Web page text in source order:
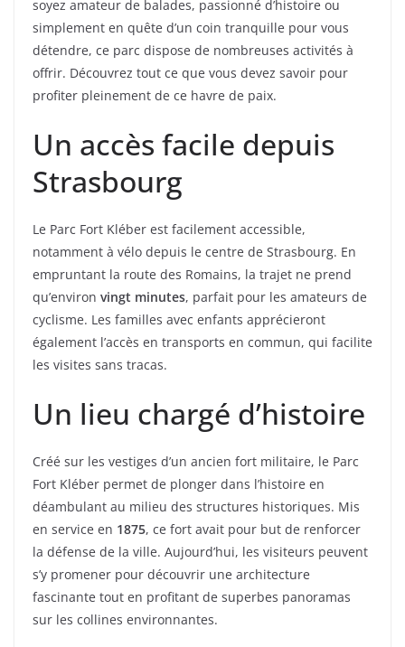
soyez amateur de balades, passionné d’histoire ou
simplement en quête d’un coin tranquille pour vous
détendre, ce parc dispose de nombreuses activités à
offrir. Découvrez tout ce que vous devez savoir pour
profiter pleinement de ce havre de paix.
Un accès facile depuis
Strasbourg
Le Parc Fort Kléber est facilement accessible,
notamment à vélo depuis le centre de Strasbourg. En
empruntant la route des Romains, la trajet ne prend
qu’environ vingt minutes, parfait pour les amateurs de
cyclisme. Les familles avec enfants apprécieront
également l’accès en transports en commun, qui facilite
les visites sans tracas.
Un lieu chargé d’histoire
Créé sur les vestiges d’un ancien fort militaire, le Parc
Fort Kléber permet de plonger dans l’histoire en
déambulant au milieu des structures historiques. Mis
en service en 1875, ce fort avait pour but de renforcer
la défense de la ville. Aujourd’hui, les visiteurs peuvent
s’y promener pour découvrir une architecture
fascinante tout en profitant de superbes panoramas
sur les collines environnantes.